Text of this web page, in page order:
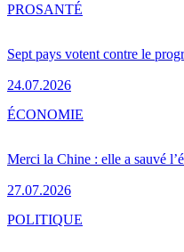
Sept pays votent contre le
24.07.2026
PROSANTÉ
Merci la Chine : elle a sauvé
27.07.2026
ÉCONOMIE
POLITIQUE